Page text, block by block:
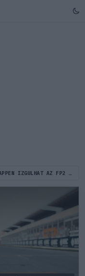
NORRIS AZ ÉLEN, VERSTAPPEN IZGULHAT AZ FP2 UTÁN